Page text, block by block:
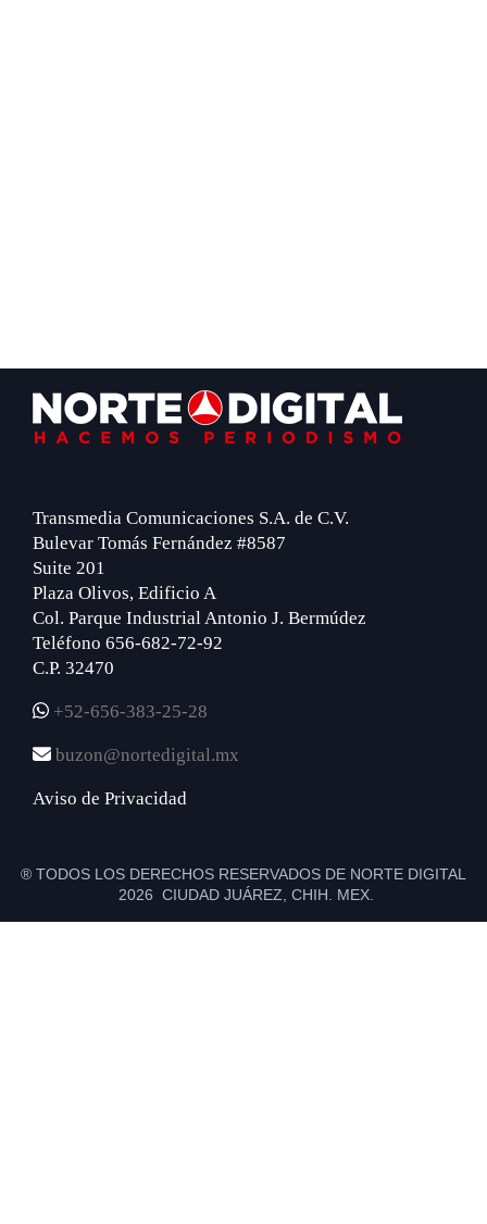
Footer
Transmedia Comunicaciones S.A. de C.V.
Bulevar Tomás Fernández #8587
Suite 201
Plaza Olivos, Edificio A
Col. Parque Industrial Antonio J. Bermúdez
Teléfono 656-682-72-92
C.P. 32470
+52-656-383-25-28
buzon@nortedigital.mx
Aviso de Privacidad
® TODOS LOS DERECHOS RESERVADOS DE NORTE DIGITAL
2026 CIUDAD JUÁREZ, CHIH. MEX.